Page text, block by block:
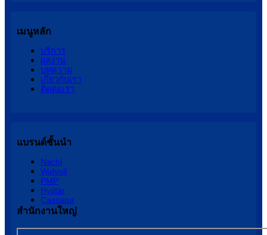
เมนูหลัก
บริการ
ผลงาน
บทความ
เกี่ยวกับเรา
ติดต่อเรา
แบรนด์ชั้นนำ
Nachi
Walvoil
PMP
Hystar
Cassapa
สำนักงานใหญ่